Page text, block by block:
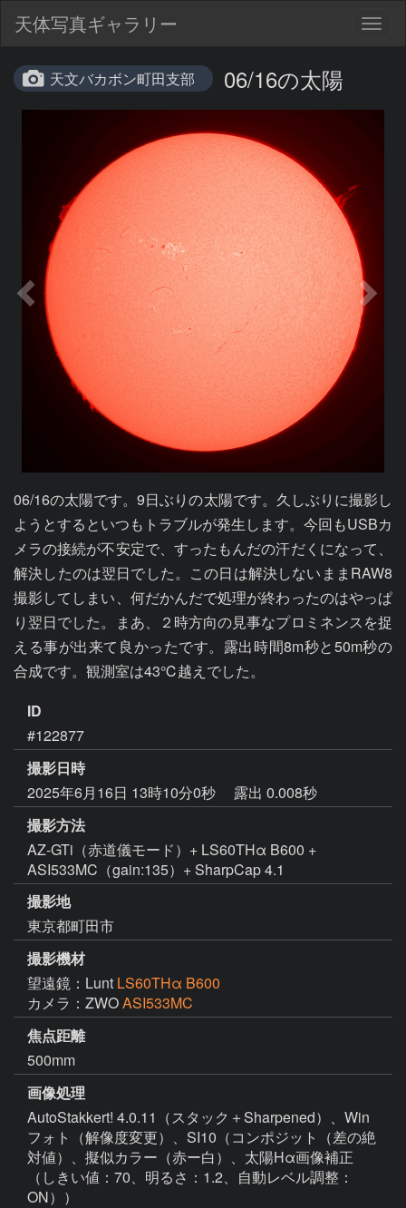
天体写真ギャラリー
天文バカボン町田支部 06/16の太陽
06/16の太陽です。9日ぶりの太陽です。久しぶりに撮影し
ようとするといつもトラブルが発生します。今回もUSBカ
メラの接続が不安定で、すったもんだの汗だくになって、
解決したのは翌日でした。この日は解決しないままRAW8
撮影してしまい、何だかんだで処理が終わったのはやっぱ
り翌日でした。まあ、２時方向の見事なプロミネンスを捉
える事が出来て良かったです。露出時間8m秒と50m秒の
合成です。観測室は43℃越えでした。
ID
#122877
撮影日時
2025年6月16日 13時10分0秒
露出 0.008秒
撮影方法
AZ-GTi（赤道儀モード）+ LS60THα B600 +
ASI533MC（gain:135）+ SharpCap 4.1
撮影地
東京都町田市
撮影機材
望遠鏡：Lunt LS60THα B600
カメラ：ZWOASI533MC
焦点距離
500mm
画像処理
AutoStakkert! 4.0.11（スタック＋Sharpened）、Win
フォト（解像度変更）、SI10（コンポジット（差の絶
対値）、擬似カラー（赤ー白）、太陽Hα画像補正
（しきい値：70、明るさ：1.2、自動レベル調整：
ON））